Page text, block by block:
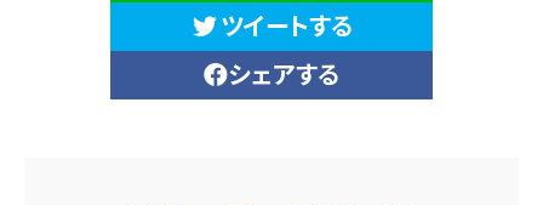
ツイートする
シェアする